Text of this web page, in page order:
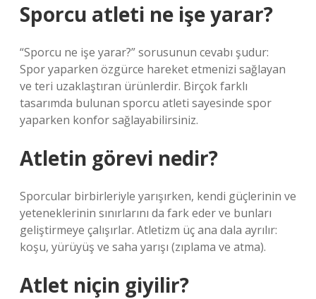
Sporcu atleti ne işe yarar?
“Sporcu ne işe yarar?” sorusunun cevabı şudur:
Spor yaparken özgürce hareket etmenizi sağlayan
ve teri uzaklaştıran ürünlerdir. Birçok farklı
tasarımda bulunan sporcu atleti sayesinde spor
yaparken konfor sağlayabilirsiniz.
Atletin görevi nedir?
Sporcular birbirleriyle yarışırken, kendi güçlerinin ve
yeteneklerinin sınırlarını da fark eder ve bunları
geliştirmeye çalışırlar. Atletizm üç ana dala ayrılır:
koşu, yürüyüş ve saha yarışı (zıplama ve atma).
Atlet niçin giyilir?